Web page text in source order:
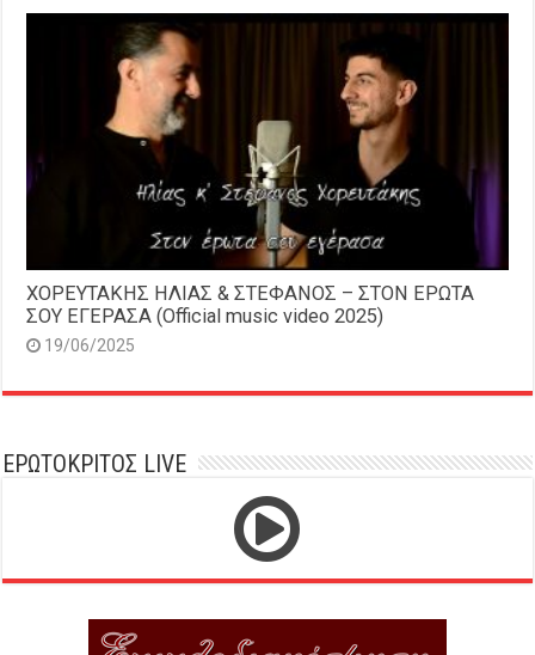
ΧΟΡΕΥΤΑΚΗΣ ΗΛΙΑΣ & ΣΤΕΦΑΝΟΣ – ΣΤΟΝ ΕΡΩΤΑ
ΣΟΥ ΕΓΕΡΑΣΑ (Official music video 2025)
19/06/2025
ΕΡΩΤΟΚΡΙΤΟΣ LIVE